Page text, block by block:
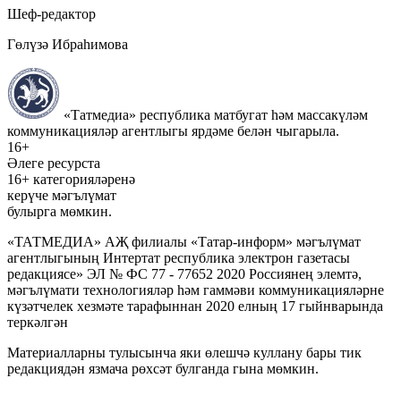
Шеф-редактор
Гөлүзә Ибраһимова
«Татмедиа» республика матбугат һәм массакүләм
коммуникацияләр агентлыгы ярдәме белән чыгарыла.
16+
Әлеге ресурста
16+ категорияләренә
керүче мәгълүмат
булырга мөмкин.
«ТАТМЕДИА» АҖ филиалы «Татар-информ» мәгълүмат
агентлыгының Интертат республика электрон газетасы
редакциясе» ЭЛ № ФС 77 - 77652 2020 Россиянең элемтә,
мәгълүмати технологияләр һәм гаммәви коммуникацияләрне
күзәтчелек хезмәте тарафыннан 2020 елның 17 гыйнварында
теркәлгән
Материалларны тулысынча яки өлешчә куллану бары тик
редакциядән язмача рөхсәт булганда гына мөмкин.